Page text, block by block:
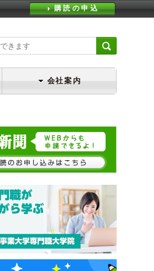
購読の申込
会社案内